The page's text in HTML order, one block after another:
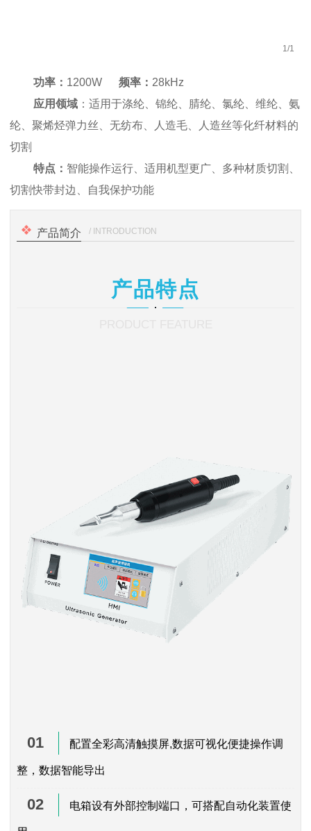
1 /1
功率： 1200W 频率： 28kHz
应用领域：适用于涤纶、锦纶、腈纶、氯纶、维纶、氨
纶、聚烯烃弹力丝、无纺布、人造毛、人造丝等化纤材料的
切割
特点： 智能操作运行、适用机型更广、多种材质切割、
切割快带封边、自我保护功能
产品简介 / INTRODUCTION
产品特点
01 配置全彩高清触摸屏,数据可视化便捷操作调
整，数据智能导出
02 电箱设有外部控制端口，可搭配自动化装置使